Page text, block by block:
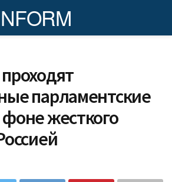
парламентские
жесткого